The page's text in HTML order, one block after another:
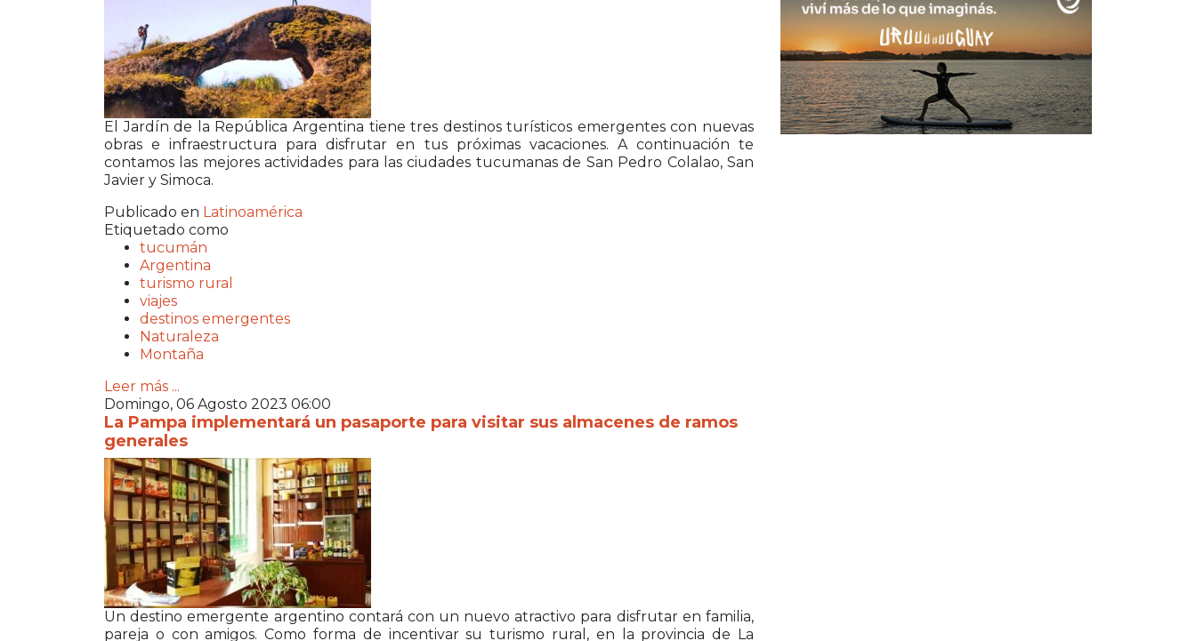
El Jardín de la República Argentina tiene tres destinos turísticos emergentes con nuevas
obras e infraestructura para disfrutar en tus próximas vacaciones. A continuación te
contamos las mejores actividades para las ciudades tucumanas de San Pedro Colalao, San
Javier y Simoca.
Publicado en Latinoamérica
Etiquetado como
tucumán
Argentina
turismo rural
viajes
destinos emergentes
Naturaleza
Montaña
Leer más ...
Domingo, 06 Agosto 2023 06:00
La Pampa implementará un pasaporte para visitar sus almacenes de ramos
generales
Un destino emergente argentino contará con un nuevo atractivo para disfrutar en familia,
pareja o con amigos. Como forma de incentivar su turismo rural, en la provincia de La